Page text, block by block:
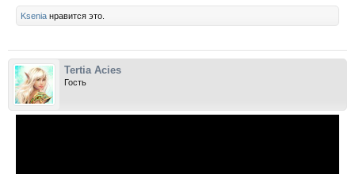
Ksenia нравится это.
Tertia Acies
Гость